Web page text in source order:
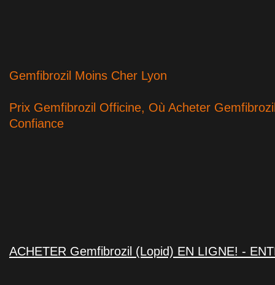
Gemfibrozil Moins Cher Lyon
Prix Gemfibrozil Officine, Où Acheter
Confiance
ACHETER Gemfibrozil (Lopid) EN LIGNE! -